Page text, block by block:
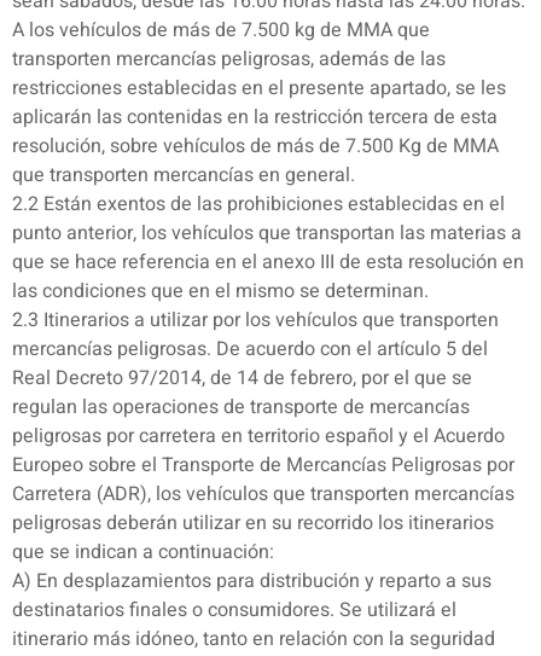
A los vehículos de más de 7.500 kg de MMA que
transporten mercancías peligrosas, además de las
restricciones establecidas en el presente apartado, se les
aplicarán las contenidas en la restricción tercera de esta
resolución, sobre vehículos de más de 7.500 Kg de MMA
que transporten mercancías en general.
2.2 Están exentos de las prohibiciones establecidas en el
punto anterior, los vehículos que transportan las materias a
que se hace referencia en el anexo III de esta resolución en
las condiciones que en el mismo se determinan.
2.3 Itinerarios a utilizar por los vehículos que transporten
mercancías peligrosas. De acuerdo con el artículo 5 del
Real Decreto 97/2014, de 14 de febrero, por el que se
regulan las operaciones de transporte de mercancías
peligrosas por carretera en territorio español y el Acuerdo
Europeo sobre el Transporte de Mercancías Peligrosas por
Carretera (ADR), los vehículos que transporten mercancías
peligrosas deberán utilizar en su recorrido los itinerarios
que se indican a continuación:
A) En desplazamientos para distribución y reparto a sus
destinatarios finales o consumidores. Se utilizará el
itinerario más idóneo, tanto en relación con la seguridad